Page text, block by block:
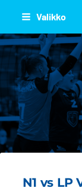
Siirry
sivun
sisältöön
Valikko
N1 vs